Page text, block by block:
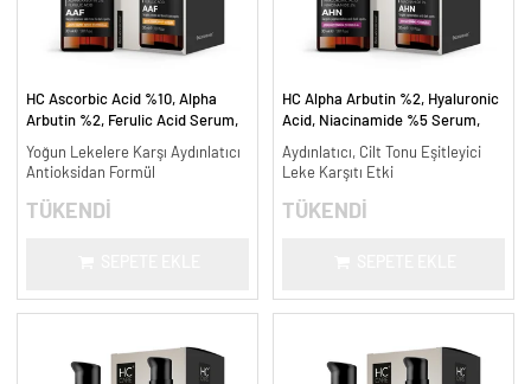
HC Ascorbic Acid %10, Alpha
Arbutin %2, Ferulic Acid Serum,
ml.
Yoğun Lekelere Karşı Aydınlatıcı
Antioksidan Formül
TÜKENDİ
HC Alpha Arbutin %2, Hyaluronic
Acid, Niacinamide %5 Serum,
ml.
Aydınlatıcı, Cilt Tonu Eşitleyici
Leke Karşıtı Etki
TÜKENDİ